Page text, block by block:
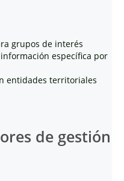
grupos de interés
específica por
entidades territoriales
de gestión